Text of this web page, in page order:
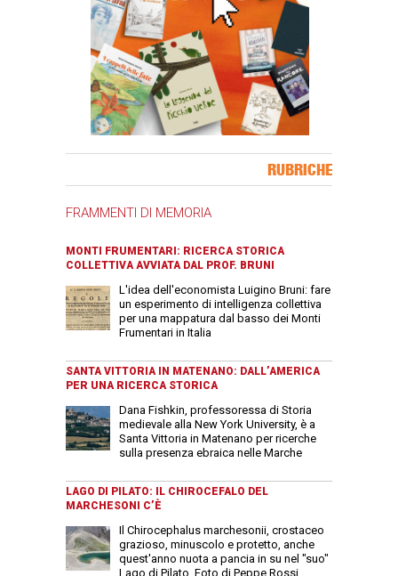
RUBRICHE
FRAMMENTI DI MEMORIA
MONTI FRUMENTARI: RICERCA STORICA
COLLETTIVA AVVIATA DAL PROF. BRUNI
L'idea dell'economista Luigino Bruni: fare
un esperimento di intelligenza collettiva
per una mappatura dal basso dei Monti
Frumentari in Italia
SANTA VITTORIA IN MATENANO: DALL’AMERICA
PER UNA RICERCA STORICA
Dana Fishkin, professoressa di Storia
medievale alla New York University, è a
Santa Vittoria in Matenano per ricerche
sulla presenza ebraica nelle Marche
LAGO DI PILATO: IL CHIROCEFALO DEL
MARCHESONI C’È
Il Chirocephalus marchesonii, crostaceo
grazioso, minuscolo e protetto, anche
quest'anno nuota a pancia in su nel "suo"
Lago di Pilato. Foto di Peppe Rossi